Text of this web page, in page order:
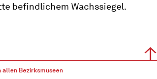
befindlichem Wachssiegel.
Bezirksmuseen